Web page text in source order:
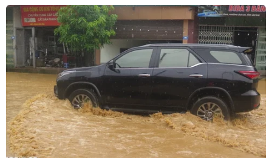
Bộ trưởng Thương mại Mỹ Gina Raimondo. (Ảnh tư liệu:
AFP/TTXVN)
Ngày 26/2, Bộ trưởng Thương mại Mỹ Gina
Raimondo đã bày tỏ tự tin rằng nước này có thể